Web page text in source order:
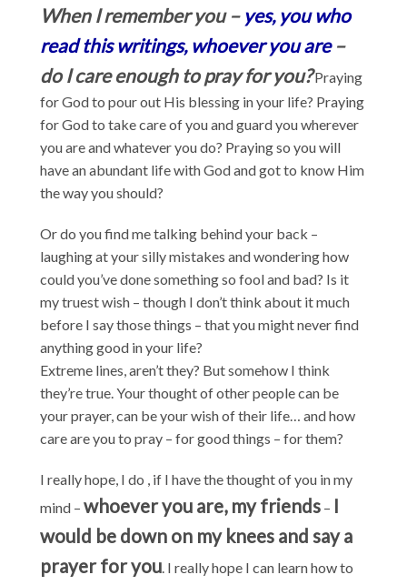
When I remember you – yes, you who
read this writings, whoever you are–
do I care enough to pray for you?Praying
for God to pour out His blessing in your life? Praying
for God to take care of you and guard you wherever
you are and whatever you do? Praying so you will
have an abundant life with God and got to know Him
the way you should?
Or do you find me talking behind your back –
laughing at your silly mistakes and wondering how
could you’ve done something so fool and bad? Is it
my truest wish – though I don’t think about it much
before I say those things – that you might never find
anything good in your life?
Extreme lines, aren’t they? But somehow I think
they’re true. Your thought of other people can be
your prayer, can be your wish of their life… and how
care are you to pray – for good things – for them?
I really hope, I do , if I have the thought of you in my
mind –whoever you are, my friends – I
would be down on my knees and say a
prayer for you . I really hope I can learn how to